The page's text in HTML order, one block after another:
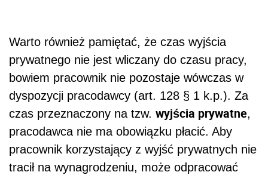
Warto również pamiętać, że czas wyjścia
prywatnego nie jest wliczany do czasu pracy,
bowiem pracownik nie pozostaje wówczas w
dyspozycji pracodawcy (art. 128 § 1 k.p.). Za
czas przeznaczony na tzw. wyjścia prywatne,
pracodawca nie ma obowiązku płacić. Aby
pracownik korzystający z wyjść prywatnych nie
tracił na wynagrodzeniu, może odpracować